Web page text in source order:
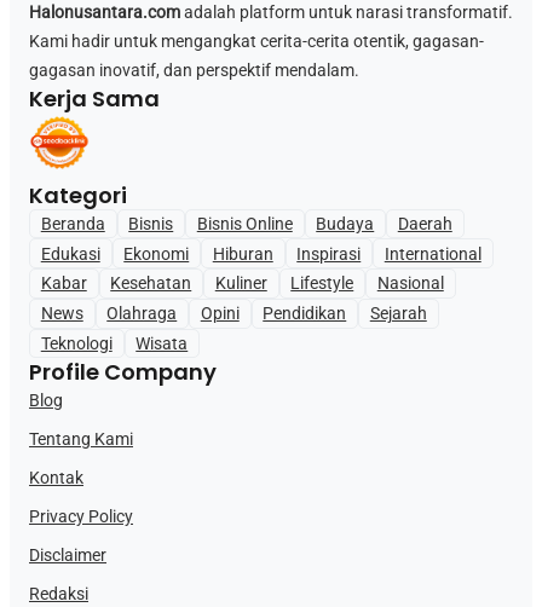
Halonusantara.comadalah platform untuk narasi transformatif.
Kami hadir untuk mengangkat cerita-cerita otentik, gagasan-
gagasan inovatif, dan perspektif mendalam.
Kerja Sama
Kategori
Beranda Bisnis Bisnis Online Budaya
Daerah
Edukasi
Ekonomi Hiburan Inspirasi
International
Kabar
Kesehatan Kuliner Lifestyle
Nasional
News
Olahraga Opini Pendidikan
Sejarah
Teknologi
Wisata
Profile Company
Blog
Tentang Kami
Kontak
Privacy Policy
Disclaimer
Redaksi